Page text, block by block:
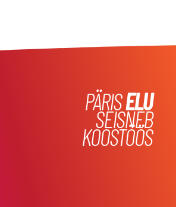
PÄRISELU
SEISNEB
KOOSTÖÖS